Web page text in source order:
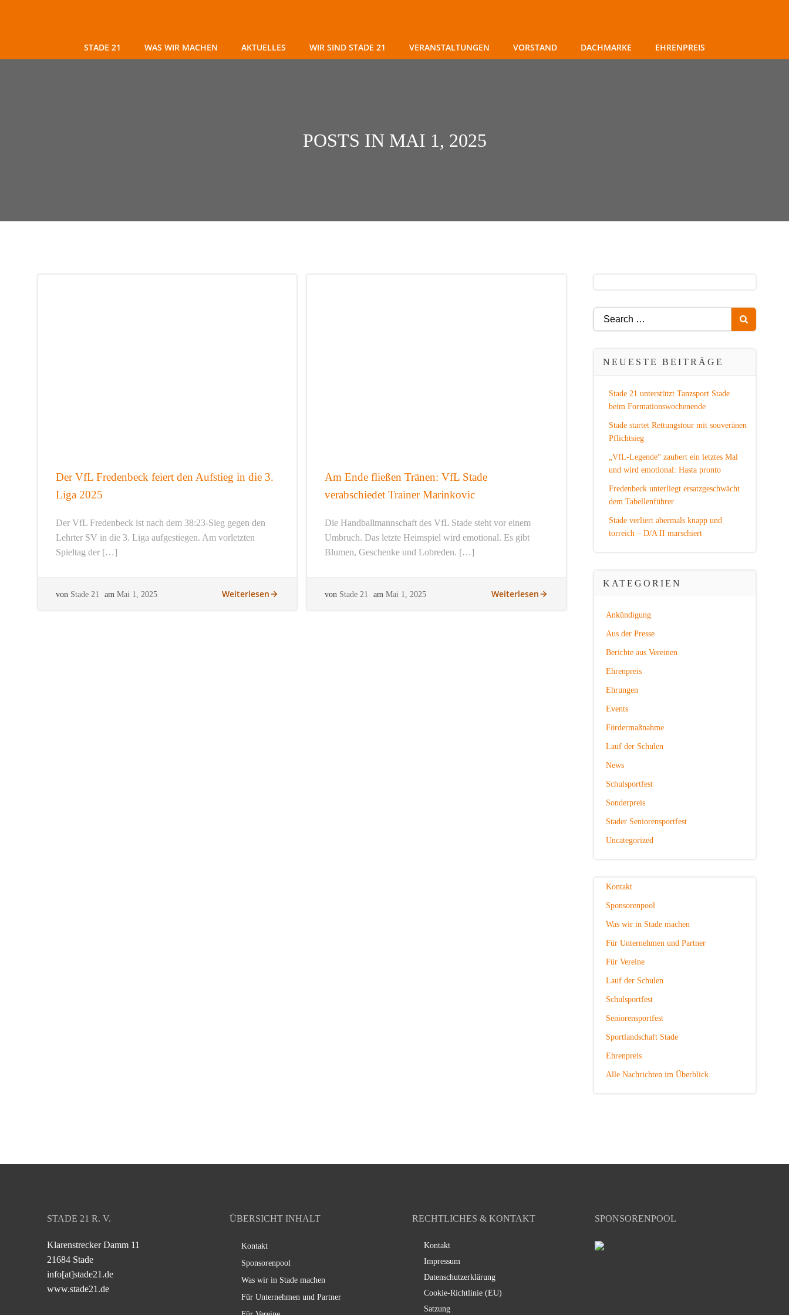
STADE 21 WAS WIR MACHEN AKTUELLES WIR SIND STADE 21 VERANSTALTUNGEN VORSTAND DACHMARKE EHRENPREIS
POSTS IN MAI 1, 2025
Der VfL Fredenbeck feiert den Aufstieg in die 3.
Liga 2025
Der VfL Fredenbeck ist nach dem 38:23-Sieg gegen den
Lehrter SV in die 3. Liga aufgestiegen. Am vorletzten
Spieltag der […]
von Stade 21 am Mai 1, 2025 Weiterlesen
Am Ende fließen Tränen: VfL Stade
verabschiedet Trainer Marinkovic
Die Handballmannschaft des VfL Stade steht vor einem
Umbruch. Das letzte Heimspiel wird emotional. Es gibt
Blumen, Geschenke und Lobreden. […]
von Stade 21 am Mai 1, 2025 Weiterlesen
Search
for:
NEUESTE BEITRÄGE
Stade 21 unterstützt Tanzsport Stade
beim Formationswochenende
Stade startet Rettungstour mit souveränen
Pflichtsieg
„VfL-Legende“ zaubert ein letztes Mal
und wird emotional: Hasta pronto
Fredenbeck unterliegt ersatzgeschwächt
dem Tabellenführer
Stade verliert abermals knapp und
torreich – D/A II marschiert
KATEGORIEN
Ankündigung
Aus der Presse
Berichte aus Vereinen
Ehrenpreis
Ehrungen
Events
Fördermaßnahme
Lauf der Schulen
News
Schulsportfest
Sonderpreis
Stader Seniorensportfest
Uncategorized
Kontakt
Sponsorenpool
Was wir in Stade machen
Für Unternehmen und Partner
Für Vereine
Lauf der Schulen
Schulsportfest
Seniorensportfest
Sportlandschaft Stade
Ehrenpreis
Alle Nachrichten im Überblick
STADE 21 R. V.
Klarenstrecker Damm 11
21684 Stade
info[at]stade21.de
www.stade21.de
ÜBERSICHT INHALT
Kontakt
Sponsorenpool
Was wir in Stade machen
Für Unternehmen und Partner
RECHTLICHES & KONTAKT
Kontakt
Impressum
Datenschutzerklärung
Cookie-Richtlinie (EU)
Satzung
SPONSORENPOOL